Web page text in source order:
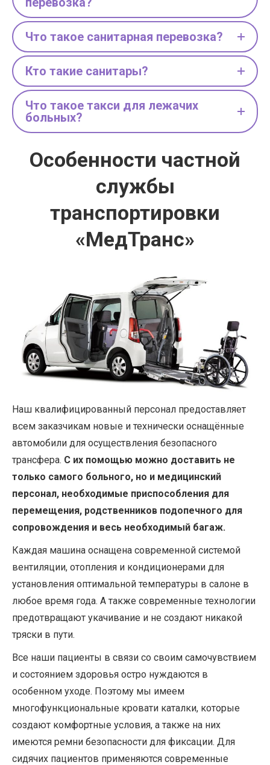
Что такое санитарная перевозка?
Кто такие санитары?
Что такое такси для лежачих
больных?
Особенности частной
службы
транспортировки
«МедТранс»
Наш квалифицированный персонал предоставляет
всем заказчикам новые и технически оснащённые
автомобили для осуществления безопасного
трансфера. С их помощью можно доставить не
только самого больного, но и медицинский
персонал, необходимые приспособления для
перемещения, родственников подопечного для
сопровождения и весь необходимый багаж.
Каждая машина оснащена современной системой
вентиляции, отопления и кондиционерами для
установления оптимальной температуры в салоне в
любое время года. А также современные технологии
предотвращают укачивание и не создают никакой
тряски в пути.
Все наши пациенты в связи со своим самочувствием
и состоянием здоровья остро нуждаются в
особенном уходе. Поэтому мы имеем
многофункциональные кровати каталки, которые
создают комфортные условия, а также на них
имеются ремни безопасности для фиксации. Для
сидячих пациентов применяются современные